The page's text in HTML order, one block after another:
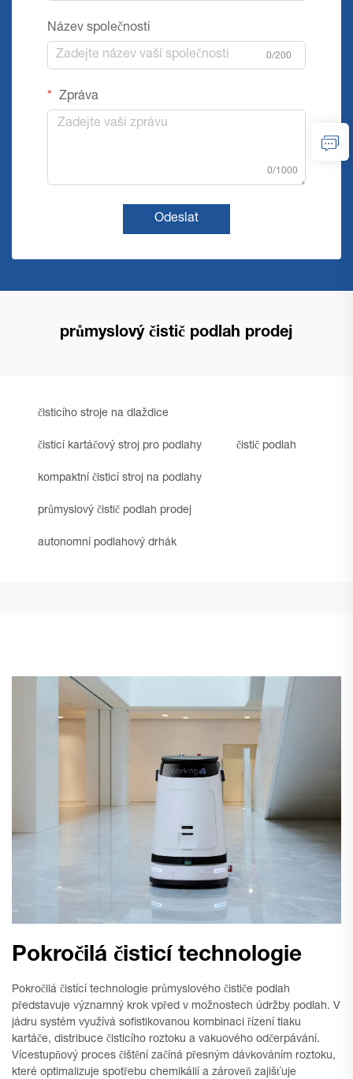
Název společnosti
0/200
Zpráva
0/1000
Odeslat
průmyslový čistič podlah prodej
čisticího stroje na dlaždice
čisticí kartáčový stroj pro podlahy čistič podlah
kompaktní čisticí stroj na podlahy
průmyslový čistič podlah prodej
autonomní podlahový drhák
Pokročilá čisticí technologie
Pokročilá čistící technologie průmyslového čističe podlah
představuje významný krok vpřed v možnostech údržby podlah. V
jádru systém využívá sofistikovanou kombinaci řízení tlaku
kartáče, distribuce čisticího roztoku a vakuového odčerpávání.
Vícestupňový proces čištění začíná přesným dávkováním roztoku,
které optimalizuje spotřebu chemikálií a zároveň zajišťuje